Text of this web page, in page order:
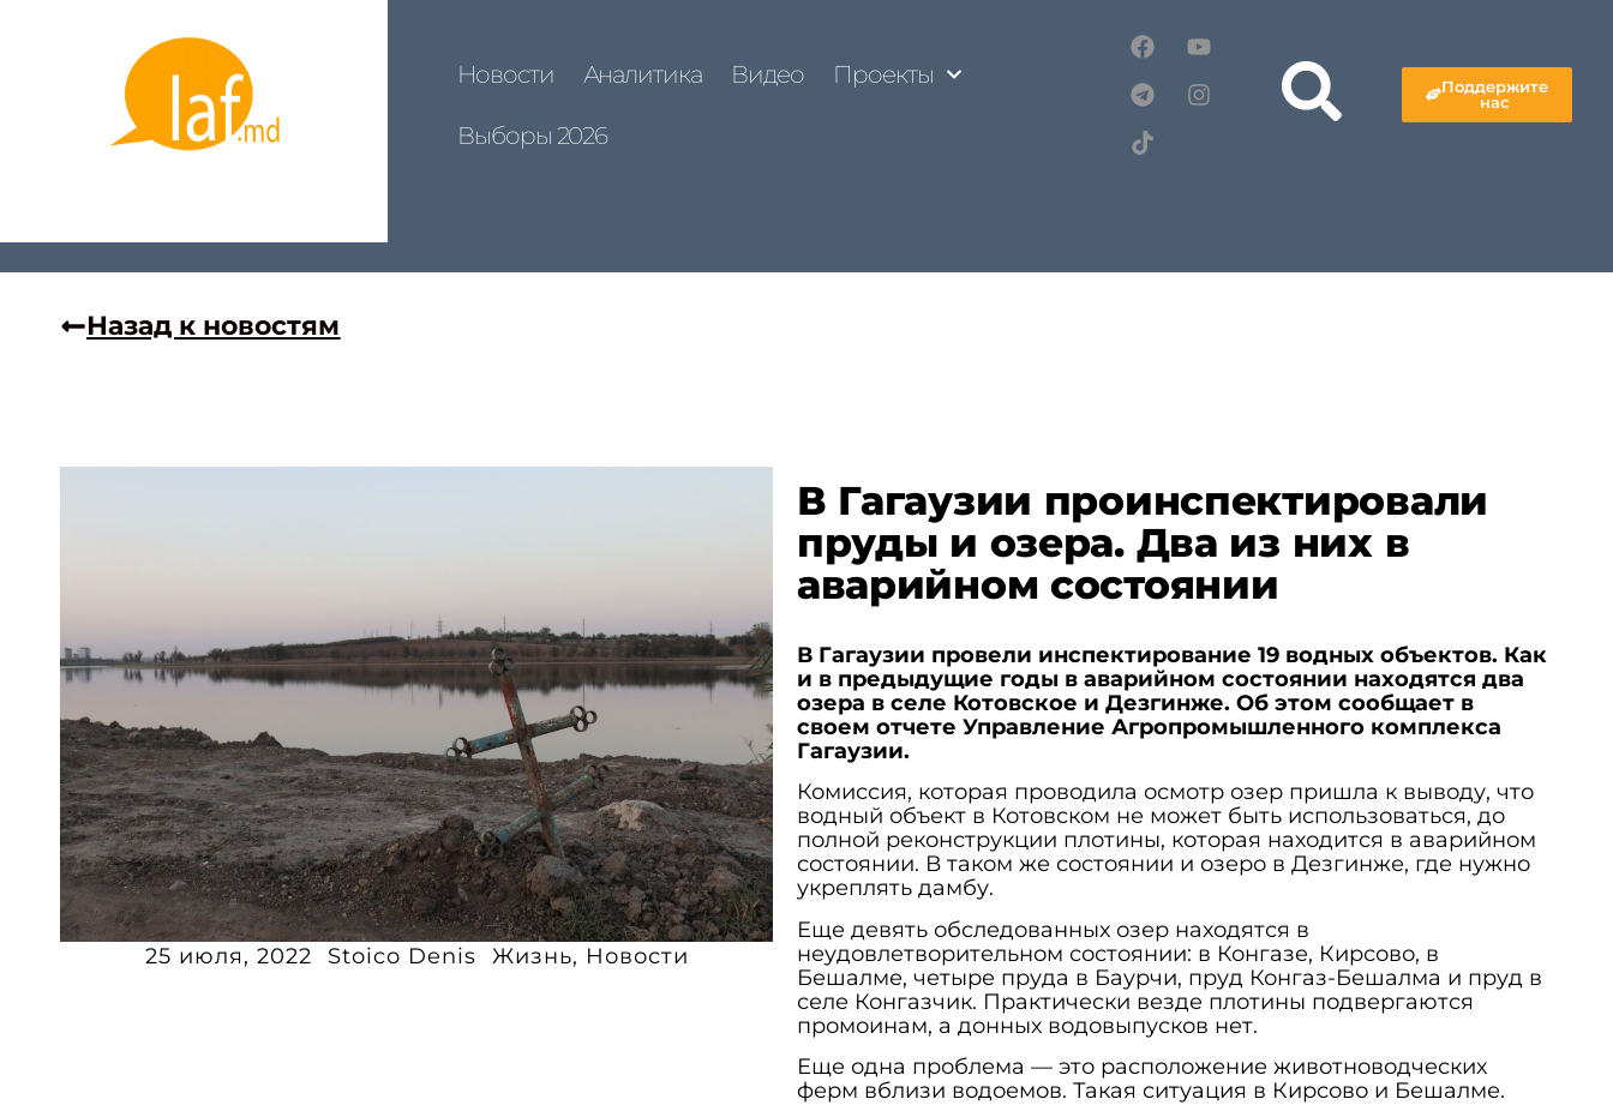
Новости Аналитика Видео Проекты
Выборы 2026
Поддержите
нас
Назад к новостям
25 июля, 2022 Stoico Denis Жизнь, Новости
В Гагаузии проинспектировали
пруды и озера. Два из них в
аварийном состоянии
В Гагаузии провели инспектирование 19 водных объектов. Как
и в предыдущие годы в аварийном состоянии находятся два
озера в селе Котовское и Дезгинже. Об этом сообщает в
своем отчете Управление Агропромышленного комплекса
Гагаузии.
Комиссия, которая проводила осмотр озер пришла к выводу, что
водный объект в Котовском не может быть использоваться, до
полной реконструкции плотины, которая находится в аварийном
состоянии. В таком же состоянии и озеро в Дезгинже, где нужно
укреплять дамбу.
Еще девять обследованных озер находятся в
неудовлетворительном состоянии: в Конгазе, Кирсово, в
Бешалме, четыре пруда в Баурчи, пруд Конгаз-Бешалма и пруд в
селе Конгазчик. Практически везде плотины подвергаются
промоинам, а донных водовыпусков нет.
Еще одна проблема — это расположение животноводческих
ферм вблизи водоемов. Такая ситуация в Кирсово и Бешалме.